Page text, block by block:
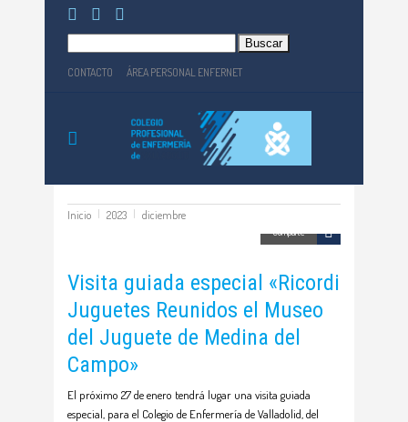
CONTACTO ÁREA PERSONAL ENFERNET
Inicio 2023 diciembre
Comparte
Visita guiada especial «Ricordi
Juguetes Reunidos el Museo
del Juguete de Medina del
Campo»
El próximo 27 de enero tendrá lugar una visita guiada
especial, para el Colegio de Enfermería de Valladolid, del